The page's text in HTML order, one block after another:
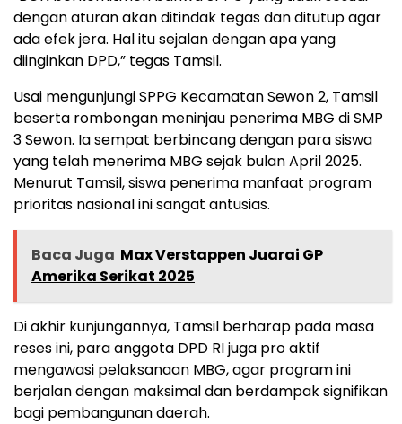
dengan aturan akan ditindak tegas dan ditutup agar
ada efek jera. Hal itu sejalan dengan apa yang
diinginkan DPD,” tegas Tamsil.
Usai mengunjungi SPPG Kecamatan Sewon 2, Tamsil
beserta rombongan meninjau penerima MBG di SMP
3 Sewon. Ia sempat berbincang dengan para siswa
yang telah menerima MBG sejak bulan April 2025.
Menurut Tamsil, siswa penerima manfaat program
prioritas nasional ini sangat antusias.
Baca Juga Max Verstappen Juarai GP
Amerika Serikat 2025
Di akhir kunjungannya, Tamsil berharap pada masa
reses ini, para anggota DPD RI juga pro aktif
mengawasi pelaksanaan MBG, agar program ini
berjalan dengan maksimal dan berdampak signifikan
bagi pembangunan daerah.